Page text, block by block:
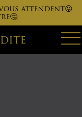
attendent😜